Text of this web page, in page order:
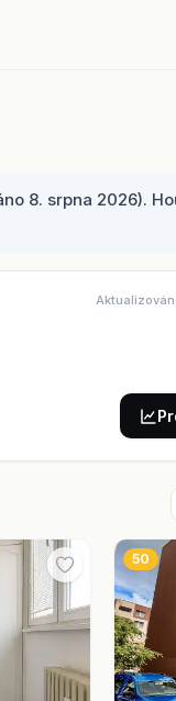
8. srpna 2026).
50